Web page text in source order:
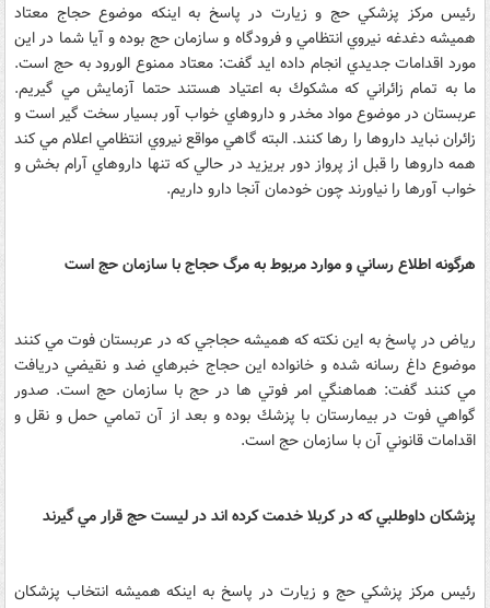
رئيس مركز پزشكي حج و زيارت در پاسخ به اينكه موضوع حجاج معتاد
هميشه دغدغه نيروي انتظامي و فرودگاه و سازمان حج بوده و آيا شما در اين
مورد اقدامات جديدي انجام داده ايد گفت: معتاد ممنوع الورود به حج است.
ما به تمام زائراني كه مشكوك به اعتياد هستند حتما آزمايش مي گيريم.
عربستان در موضوع مواد مخدر و داروهاي خواب آور بسيار سخت گير است و
زائران نبايد داروها را رها كنند. البته گاهي مواقع نيروي انتظامي اعلام مي كند
همه داروها را قبل از پرواز دور بريزيد در حالي كه تنها داروهاي آرام بخش و
خواب آورها را نياورند چون خودمان آنجا دارو داريم.
هرگونه اطلاع رساني و موارد مربوط به مرگ حجاج با سازمان حج است
رياض در پاسخ به اين نكته كه هميشه حجاجي كه در عربستان فوت مي كنند
موضوع داغ رسانه شده و خانواده اين حجاج خبرهاي ضد و نقيضي دريافت
مي كنند گفت: هماهنگي امر فوتي ها در حج با سازمان حج است. صدور
گواهي فوت در بيمارستان با پزشك بوده و بعد از آن تمامي حمل و نقل و
اقدامات قانوني آن با سازمان حج است.
پزشكان داوطلبي كه در كربلا خدمت كرده اند در ليست حج قرار مي گيرند
رئيس مركز پزشكي حج و زيارت در پاسخ به اينكه هميشه انتخاب پزشكان